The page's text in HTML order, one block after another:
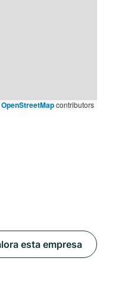
OpenStreetMapcontributors
esta empresa